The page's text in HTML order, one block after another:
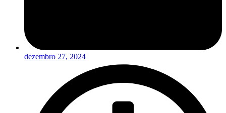
dezembro 27, 2024